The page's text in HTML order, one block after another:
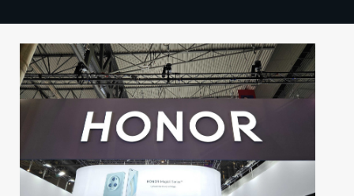
TECHBBS
TIETOA
HINTA.FI
VAIHDA TEEMA